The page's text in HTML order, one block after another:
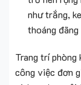
như trắng,
thoáng đãng
Trang trí phòng
công việc đơn